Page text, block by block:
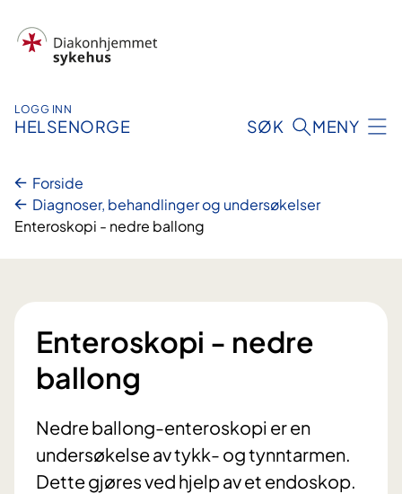
innhold
LOGG INN
HELSENORGE SØK MENY
Forside
Diagnoser, behandlinger og undersøkelser
Enteroskopi - nedre ballong
Enteroskopi - nedre
ballong
Nedre ballong-enteroskopi er en
undersøkelse av tykk- og tynntarmen.
Dette gjøres ved hjelp av et endoskop.